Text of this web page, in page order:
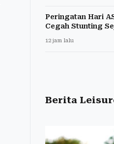
Peringatan Hari
Cegah Stunting
12 jam lalu
Berita